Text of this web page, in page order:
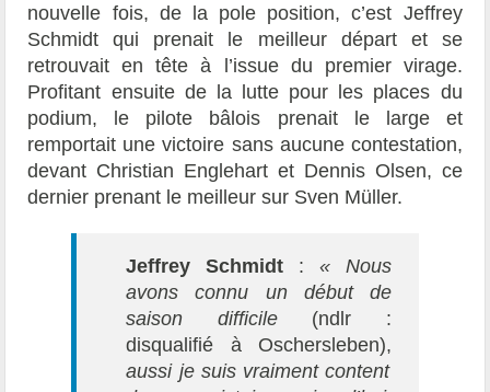
nouvelle fois, de la pole position, c’est Jeffrey
Schmidt qui prenait le meilleur départ et se
retrouvait en tête à l’issue du premier virage.
Profitant ensuite de la lutte pour les places du
podium, le pilote bâlois prenait le large et
remportait une victoire sans aucune contestation,
devant Christian Englehart et Dennis Olsen, ce
dernier prenant le meilleur sur Sven Müller.
Jeffrey Schmidt : « Nous
avons connu un début de
saison difficile(ndlr :
disqualifié à Oschersleben),
aussi je suis vraiment content